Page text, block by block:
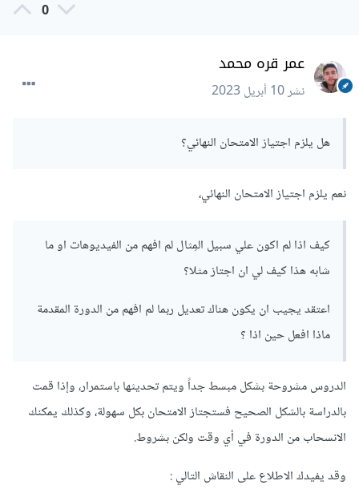
0
عمر قره محمد
نشر10 أبريل 2023
هل يلزم اجتياز الامتحان النهائي؟
نعم يلزم اجتياز الامتحان النهائي،
كيف اذا لم اكون علي سبيل المِثال لم افهم من الفيديوهات او ما
شابه هذا كيف لي ان اجتاز مثلا؟
اعتقد يجيب ان يكون هناك تعديل ربما لم افهم من الدورة المقدمة
ماذا افعل حين اذا ؟
الدروس مشروحة بشكل مبسط جداً ويتم تحديثها باستمرار، وإذا قمت
بالدراسة بالشكل الصحيح فستجتاز الامتحان بكل سهولة، وكذلك يمكنك
الانسحاب من الدورة في أي وقت ولكن بشروط.
وقد يفيدك الاطلاع على النقاش التالي